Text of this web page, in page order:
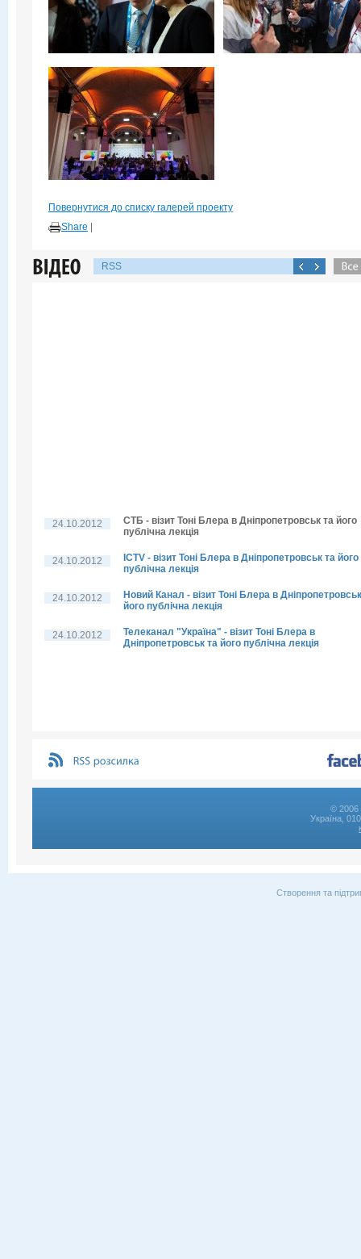
Повернутися до списку галерей проекту
Share
RSS
24.10.2012
СТБ - візит Тоні Блера в Дніпропетровськ та його
публічна лекція
24.10.2012
ICTV - візит Тоні Блера в Дніпропетровськ та його
публічна лекція
24.10.2012
Новий Канал - візит Тоні Блера в
його публічна лекція
24.10.2012
Телеканал "Україна" - візит Тоні Блера в
Дніпропетровськ та його публічна лекція
© 2006
Україна,
Створення та